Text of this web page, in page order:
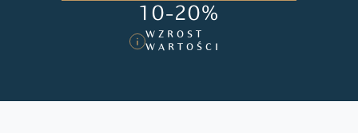
10-20%
WZROST
WARTOŚCI